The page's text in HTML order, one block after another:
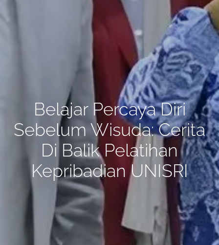
Belajar Percaya Diri
Sebelum Wisuda: Cerita
Di Balik Pelatihan
Kepribadian UNISRI